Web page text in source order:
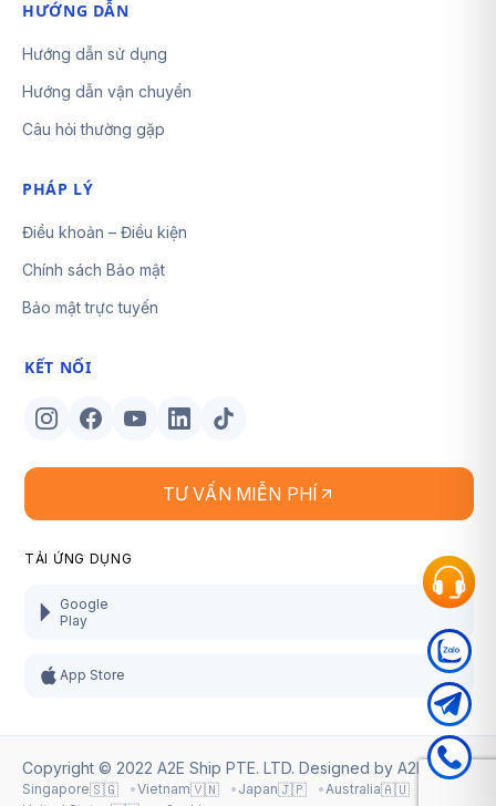
HƯỚNG DẪN
Hướng dẫn sử dụng
Hướng dẫn vận chuyển
Câu hỏi thường gặp
PHÁP LÝ
Điều khoản – Điều kiện
Chính sách Bảo mật
Bảo mật trực tuyến
KẾT NỐI
TƯ VẤN MIỄN PHÍ
TẢI ỨNG DỤNG
Google
Play
App Store
Copyright © 2022 A2E Ship PTE. LTD. Designed by A2E Ship.
Singapore🇸🇬 Vietnam🇻🇳 Japan🇯🇵 Australia🇦🇺